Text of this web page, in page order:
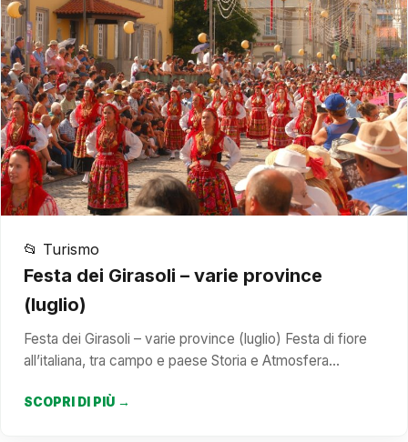
📂 Turismo
Festa dei Girasoli – varie province
(luglio)
Festa dei Girasoli – varie province (luglio) Festa di fiore
all’italiana, tra campo e paese Storia e Atmosfera…
SCOPRI DI PIÙ →